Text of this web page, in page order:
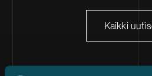
Kaikki